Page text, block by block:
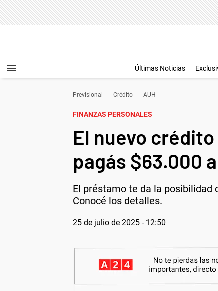
Últimas Noticias
Previsional Crédito AUH
FINANZAS PERSONALES
El nuevo crédito
pagás $63.000
El préstamo te da la posibilidad
Conocé los detalles.
25 de julio de 2025 - 12:50